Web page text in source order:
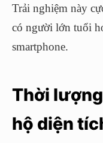
Trải nghiệm này
có người lớn tuổi
smartphone.
Thời
hộ diện